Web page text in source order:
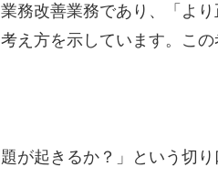
務改善業務であり、「より
え方を示しています。こ
が起きるか？」という切